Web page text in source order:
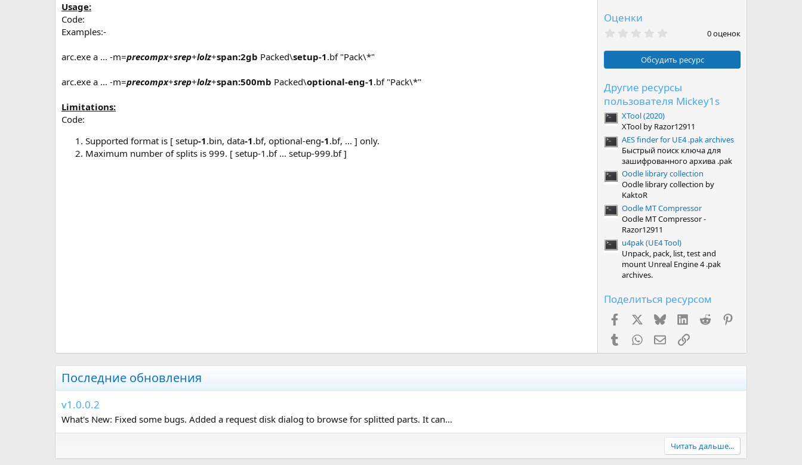
Usage:
Code:
Examples:-
arc.exe a ... -m=precompx+srep+lolz+span:2gb Packed\setup-1.bf "Pack\*"
arc.exe a ... -m=precompx+srep+lolz+span:500mb Packed\optional-eng-1.bf "Pack\*"
Limitations:
Code:
Supported format is [ setup-1.bin, data-1.bf, optional-eng-1.bf, ... ] only.
Maximum number of splits is 999. [ setup-1.bf ... setup-999.bf ]
Оценки
0
0
з
ё
з
д
0 оценок
Обсудить ресурс
Другие ресурсы
пользователя Mickey1s
XTool (2020)
XTool by Razor12911
AES finder for UE4 .pak archives
Быстрый поиск ключа для
зашифрованного архива .pak
Oodle library collection
Oodle library collection by
KaktoR
Oodle MT Compressor
Oodle MT Compressor -
Razor12911
u4pak (UE4 Tool)
Unpack, pack, list, test and
mount Unreal Engine 4 .pak
archives.
Поделиться ресурсом
FacebookX (Twitter)
Bluesky LinkedInReddit
TumblrWhatsAppЭлектронная почта
Ссылка
Последние обновления
v1.0.0.2
What's New: Fixed some bugs. Added a request disk dialog to browse for splitted parts. It can...
Читать дальше...